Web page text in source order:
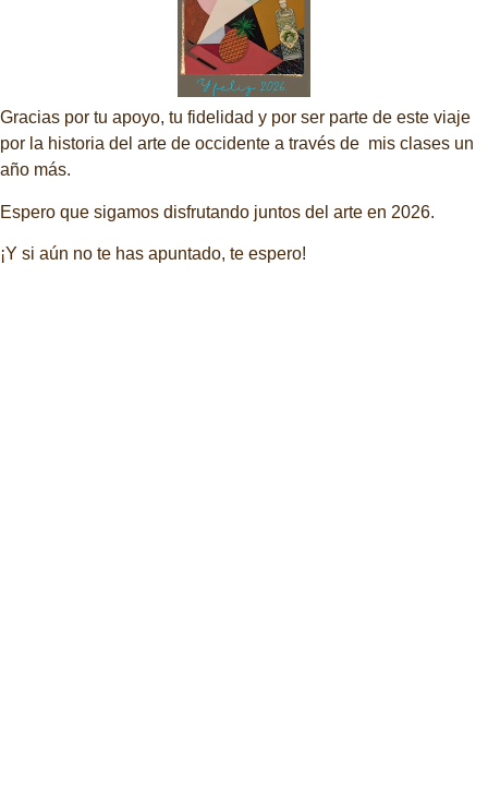
Gracias por tu apoyo, tu fidelidad y por ser parte de este viaje
por la historia del arte de occidente a través de mis clases un
año más.
Espero que sigamos disfrutando juntos del arte en 2026.
¡Y si aún no te has apuntado, te espero!